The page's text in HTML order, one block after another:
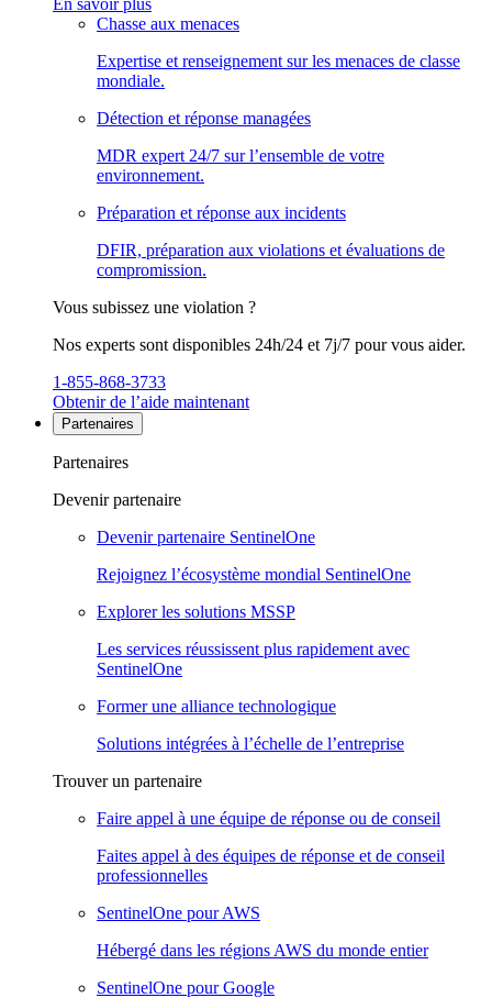
En savoir plus
Chasse aux menaces
Expertise et renseignement sur les menaces de classe
mondiale.
Détection et réponse managées
MDR expert 24/7 sur l’ensemble de votre
environnement.
Préparation et réponse aux incidents
DFIR, préparation aux violations et évaluations de
compromission.
Vous subissez une violation ?
Nos experts sont disponibles 24h/24 et 7j/7 pour vous aider.
1-855-868-3733
Obtenir de l’aide maintenant
Partenaires
Partenaires
Devenir partenaire
Devenir partenaire SentinelOne
Rejoignez l’écosystème mondial SentinelOne
Explorer les solutions MSSP
Les services réussissent plus rapidement avec
SentinelOne
Former une alliance technologique
Solutions intégrées à l’échelle de l’entreprise
Trouver un partenaire
Faire appel à une équipe de réponse ou de conseil
Faites appel à des équipes de réponse et de conseil
professionnelles
SentinelOne pour AWS
Hébergé dans les régions AWS du monde entier
SentinelOne pour Google